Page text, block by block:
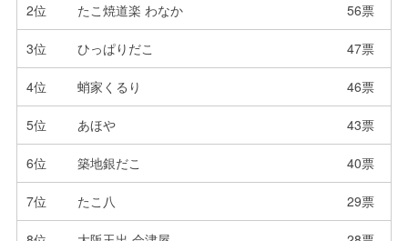
2位 たこ焼道楽 わなか 56票
3位 ひっぱりだこ 47票
4位 蛸家くるり 46票
5位 あほや 43票
6位 築地銀だこ 40票
7位 たこ八 29票